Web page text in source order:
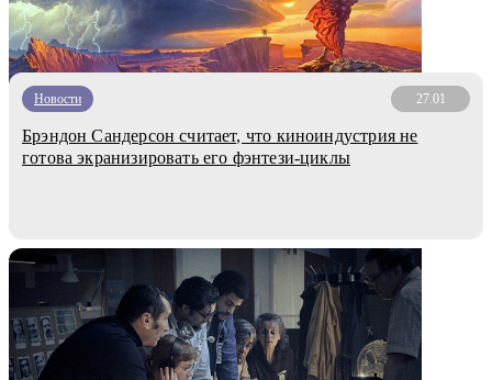
Новости 27.01
Брэндон Сандерсон считает, что киноиндустрия не
готова экранизировать его фэнтези-циклы